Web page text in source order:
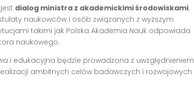
dialog ministra z akademickimi środowiskami.
naukowców i osób związanych z wyższym
takimi jak Polska Akademia Nauk odpowiada
naukowego.
i edukacyjna będzie prowadzona z uwzględnieniem
ambitnych celów badawczych i rozwojowych